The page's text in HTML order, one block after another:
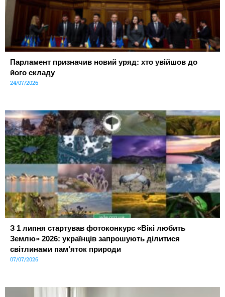
Парламент призначив новий уряд: хто увійшов до
його складу
24/07/2026
З 1 липня стартував фотоконкурс «Вікі любить
Землю» 2026: українців запрошують ділитися
світлинами пам’яток природи
07/07/2026